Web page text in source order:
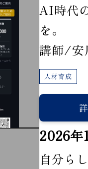
AI時代
を。
講師/
人材育成
2026年
自分ら